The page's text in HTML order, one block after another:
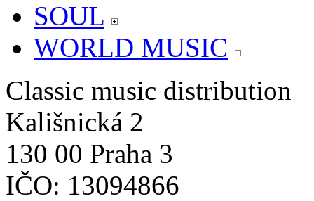
SOUL
WORLD MUSIC
Classic music distribution
Kališnická 2
130 00 Praha 3
IČO: 13094866